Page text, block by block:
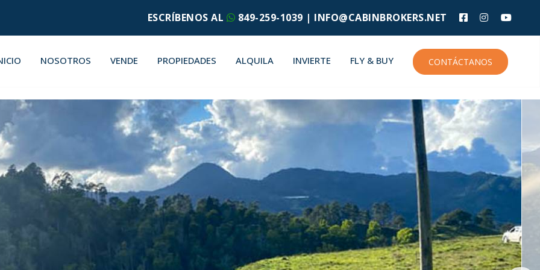
ESCRÍBENOS AL 849-259-1039 | INFO@CABINBROKERS.NET
NOSOTROS VENDE PROPIEDADES ALQUILA INVIERTE FLY & BUY CONTÁCTANOS